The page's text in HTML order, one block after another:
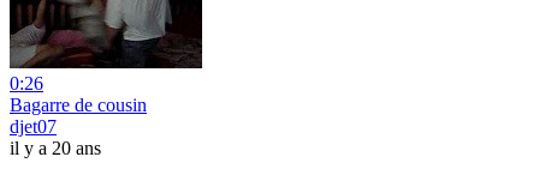
0:26
Bagarre de cousin
djet07
il y a 20 ans